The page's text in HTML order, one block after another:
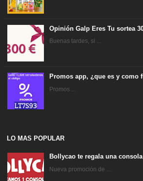
Opinión Galp Eres Tu sortea
Buenas tardes, si ...
Promos app, ¿que es y como
Promos ...
LO MAS POPULAR
Bollycao te regala una
Nueva promoción de ...